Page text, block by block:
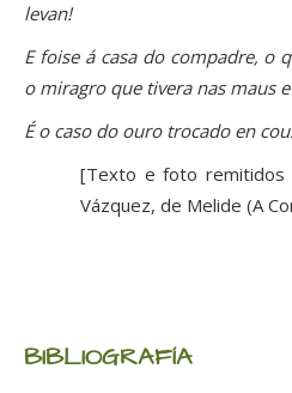
levan!
E foise á casa do compadre, o
o miragro que tivera nas maus
É o caso do ouro trocado en
[Texto e foto remitidos
Vázquez, de Melide (A
BIBLIOGRAFÍA